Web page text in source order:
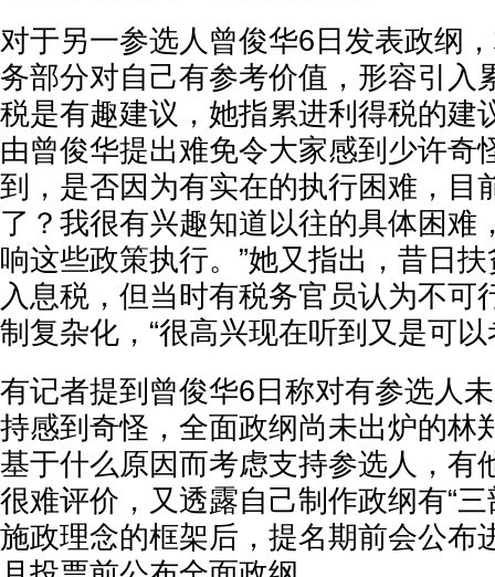
对于另一参选人曾俊华6日发表政纲
务部分对自己有参考价值，形容引入
税是有趣建议，她指累进利得税的建
由曾俊华提出难免令大家感到少许奇
到，是否因为有实在的执行困难，目
了？我很有兴趣知道以往的具体困难
响这些政策执行。”她又指出，昔日
入息税，但当时有税务官员认为不可
制复杂化，“很高兴现在听到又是可以
有记者提到曾俊华6日称对有参选人
持感到奇怪，全面政纲尚未出炉的林
基于什么原因而考虑支持参选人，有
很难评价，又透露自己制作政纲有“
施政理念的框架后，提名期前会公布